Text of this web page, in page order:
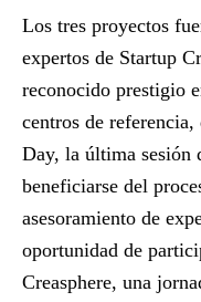
Los tres proyectos
expertos de Startup
reconocido prestigio
centros de
Day, la última sesión
beneficiarse del
asesoramiento de
oportunidad de
Creasphere, una